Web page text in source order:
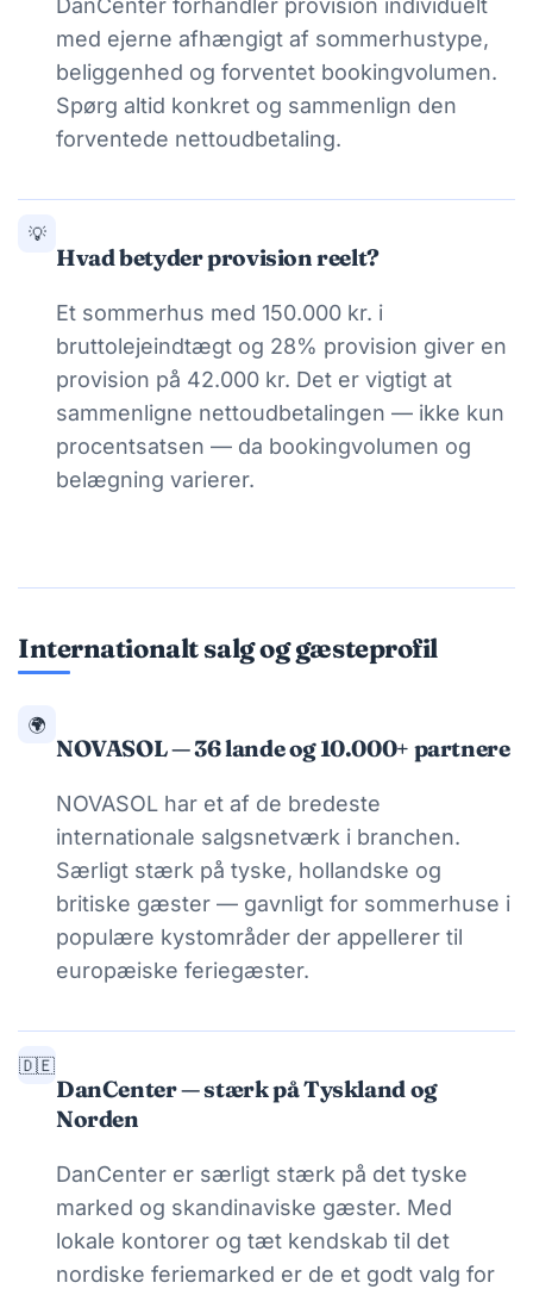
DanCenter forhandler provision individuelt
med ejerne afhængigt af sommerhustype,
beliggenhed og forventet bookingvolumen.
Spørg altid konkret og sammenlign den
forventede nettoudbetaling.
💡
Hvad betyder provision reelt?
Et sommerhus med 150.000 kr. i
bruttolejeindtægt og 28% provision giver en
provision på 42.000 kr. Det er vigtigt at
sammenligne nettoudbetalingen — ikke kun
procentsatsen — da bookingvolumen og
belægning varierer.
Internationalt salg og gæsteprofil
🌍
NOVASOL — 36 lande og 10.000+ partnere
NOVASOL har et af de bredeste
internationale salgsnetværk i branchen.
Særligt stærk på tyske, hollandske og
britiske gæster — gavnligt for sommerhuse i
populære kystområder der appellerer til
europæiske feriegæster.
🇩🇪
DanCenter — stærk på Tyskland og
Norden
DanCenter er særligt stærk på det tyske
marked og skandinaviske gæster. Med
lokale kontorer og tæt kendskab til det
nordiske feriemarked er de et godt valg for